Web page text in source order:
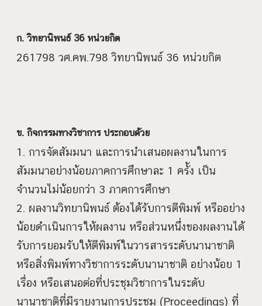
ก. วิทยานิพนธ์ 36 หน่วยกิต
261798 วศ.คพ.798 วิทยานิพนธ์ 36 หน่วยกิต
ข. กิจกรรมทางวิชาการ ประกอบด้วย
1. การจัดสัมมนา และการนำเสนอผลงานในการ
สัมมนาอย่างน้อยภาคการศึกษาละ 1 ครั้ง เป็น
จำนวนไม่น้อยกว่า 3 ภาคการศึกษา
2. ผลงานวิทยานิพนธ์ ต้องได้รับการตีพิมพ์ หรืออย่าง
น้อยดำเนินการให้ผลงาน หรือส่วนหนึ่งของผลงานได้
รับการยอมรับให้ตีพิมพ์ในวารสารระดับนานาชาติ
หรือสิ่งพิมพ์ทางวิชาการระดับนานาชาติ อย่างน้อย 1
เรื่อง หรือเสนอต่อที่ประชุมวิชาการในระดับ
นานาชาติที่มีรายงานการประชุม (Proceedings) ที่